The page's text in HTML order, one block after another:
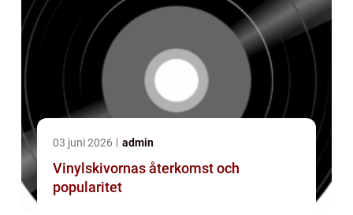
03 juni 2026 admin
Vinylskivornas återkomst och
popularitet